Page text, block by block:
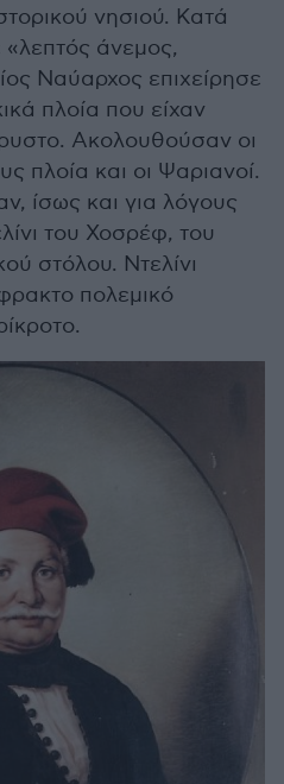
νησιού. Κατά
άνεμος,
Ναύαρχος επιχείρησε
πλοία που είχαν
Ακολουθούσαν οι
πλοία και οι Ψαριανοί.
ίσως και για λόγους
του Χοσρέφ, του
στόλου. Ντελίνι
πολεμικό